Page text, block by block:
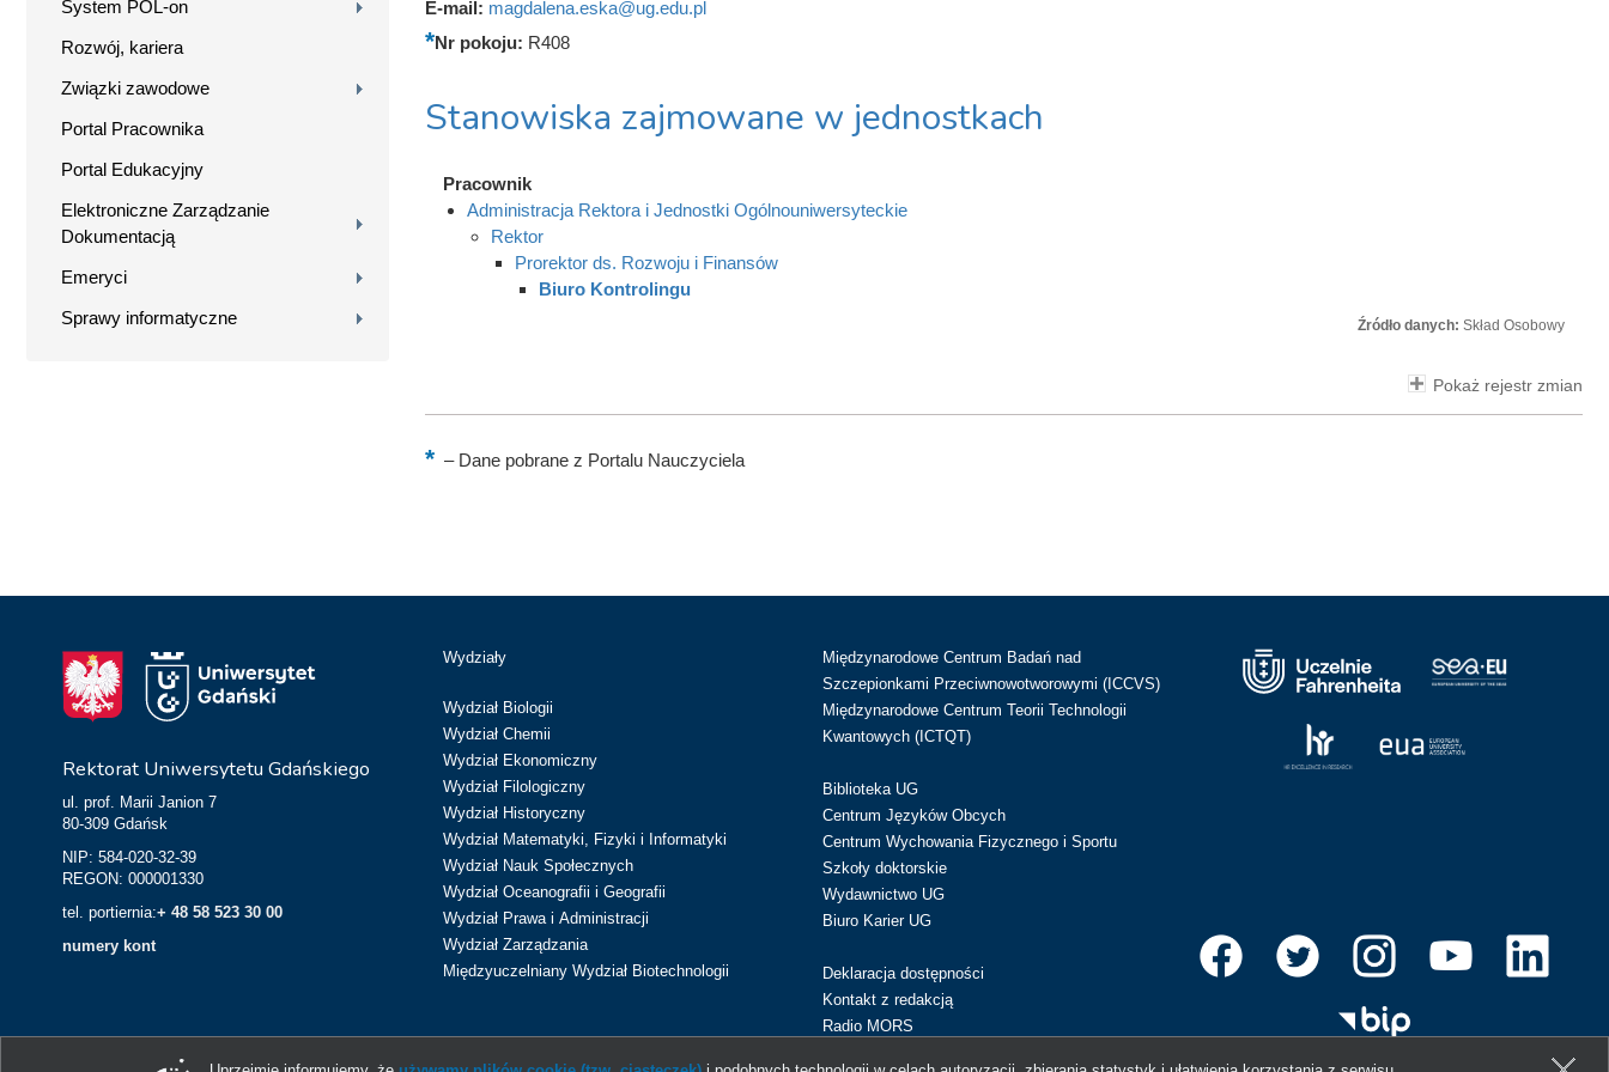
System POL-on
Rozwój, kariera
Związki zawodowe
Portal Pracownika
Portal Edukacyjny
Elektroniczne Zarządzanie
Dokumentacją
Emeryci
Sprawy informatyczne
E-mail: magdalena.eska@ug.edu.pl
Nr pokoju: R408
Stanowiska zajmowane w jednostkach
Pracownik
Administracja Rektora i Jednostki Ogólnouniwersyteckie
Rektor
Prorektor ds. Rozwoju i Finansów
Biuro Kontrolingu
Źródło danych: Skład Osobowy
Pokaż rejestr zmian
–Dane pobrane z Portalu Nauczyciela
Rektorat Uniwersytetu Gdańskiego
ul. prof. Marii Janion 7
80-309 Gdańsk
NIP: 584-020-32-39
REGON: 000001330
tel. portiernia:+ 48 58 523 30 00
numery kont
Wydziały
Wydział Biologii
Wydział Chemii
Wydział Ekonomiczny
Wydział Filologiczny
Wydział Historyczny
Wydział Matematyki, Fizyki i Informatyki
Wydział Nauk Społecznych
Wydział Oceanografii i Geografii
Wydział Prawa i Administracji
Wydział Zarządzania
Międzyuczelniany Wydział Biotechnologii
Międzynarodowe Centrum Badań nad
Szczepionkami Przeciwnowotworowymi (ICCVS)
Międzynarodowe Centrum Teorii Technologii
Kwantowych (ICTQT)
Biblioteka UG
Centrum Języków Obcych
Centrum Wychowania Fizycznego i Sportu
Szkoły doktorskie
Wydawnictwo UG
Biuro Karier UG
Deklaracja dostępności
Kontakt z redakcją
Radio MORS